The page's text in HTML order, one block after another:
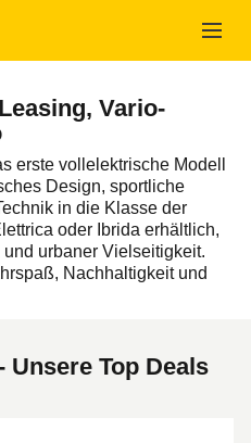
Vario-
erste vollelektrische Modell
Design, sportliche
in die Klasse der
oder Ibrida erhältlich,
urbaner Vielseitigkeit.
Nachhaltigkeit und
Leasing,Vario-Finanzierung
Top Deals